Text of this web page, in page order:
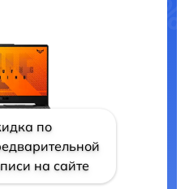
по
на сайте